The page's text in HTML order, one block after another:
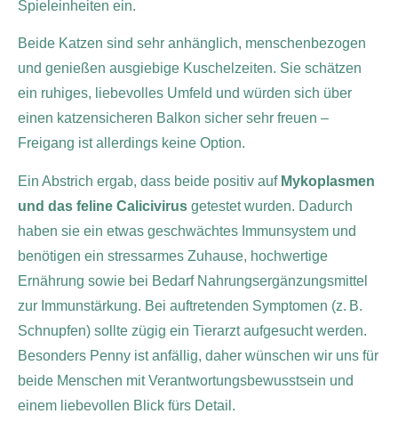
Spieleinheiten ein.
Beide Katzen sind sehr anhänglich, menschenbezogen
und genießen ausgiebige Kuschelzeiten. Sie schätzen
ein ruhiges, liebevolles Umfeld und würden sich über
einen katzensicheren Balkon sicher sehr freuen –
Freigang ist allerdings keine Option.
Ein Abstrich ergab, dass beide positiv auf Mykoplasmen
und das feline Calicivirus getestet wurden. Dadurch
haben sie ein etwas geschwächtes Immunsystem und
benötigen ein stressarmes Zuhause, hochwertige
Ernährung sowie bei Bedarf Nahrungsergänzungsmittel
zur Immunstärkung. Bei auftretenden Symptomen (z. B.
Schnupfen) sollte zügig ein Tierarzt aufgesucht werden.
Besonders Penny ist anfällig, daher wünschen wir uns für
beide Menschen mit Verantwortungsbewusstsein und
einem liebevollen Blick fürs Detail.